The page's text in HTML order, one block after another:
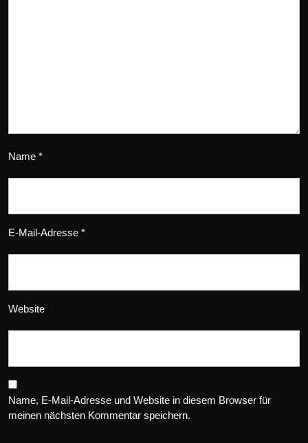
Name *
E-Mail-Adresse *
Website
Name, E-Mail-Adresse und Website in diesem Browser für
meinen nächsten Kommentar speichern.